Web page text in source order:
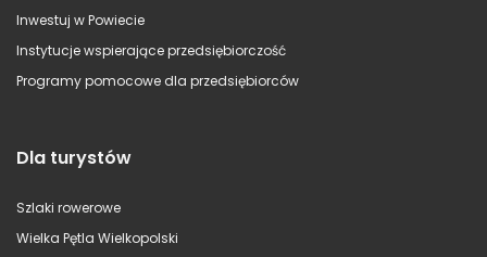
Inwestuj w Powiecie
Instytucje wspierające przedsiębiorczość
Programy pomocowe dla przedsiębiorców
Dla turystów
Szlaki rowerowe
Wielka Pętla Wielkopolski